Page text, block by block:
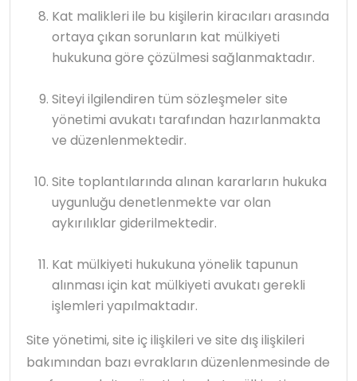
Kat malikleri ile bu kişilerin kiracıları arasında
ortaya çıkan sorunların kat mülkiyeti
hukukuna göre çözülmesi sağlanmaktadır.
Siteyi ilgilendiren tüm sözleşmeler site
yönetimi avukatı tarafından hazırlanmakta
ve düzenlenmektedir.
Site toplantılarında alınan kararların hukuka
uygunluğu denetlenmekte var olan
aykırılıklar giderilmektedir.
Kat mülkiyeti hukukuna yönelik tapunun
alınması için kat mülkiyeti avukatı gerekli
işlemleri yapılmaktadır.
Site yönetimi, site iç ilişkileri ve site dış ilişkileri
bakımından bazı evrakların düzenlenmesinde de